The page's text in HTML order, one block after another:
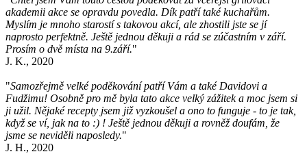
akademii akce se opravdu povedla. Dík patří také kuchařům.
Myslím je mnoho starostí s takovou akcí, ale zhostili jste se jí
naprosto perfektně. Ještě jednou děkuji a rád se zúčastním v září.
Prosím o dvě místa na 9.září."
J. K., 2020
"Samozřejmě velké poděkování patří Vám a také Davidovi a
Fudžimu! Osobně pro mě byla tato akce velký zážitek a moc jsem si
ji užil. Nějaké recepty jsem již vyzkoušel a ono to funguje - to je tak,
když se ví, jak na to :) ! Ještě jednou děkuji a rovněž doufám, že
jsme se neviděli naposledy."
J. H., 2020